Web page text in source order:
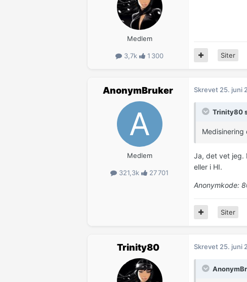
Medlem
3,7k 1 300 Siter
AnonymBruker
Medlem
321,3k 27 701
Skrevet 25. juni
Trinity80
Medisinering
Ja, det vet jeg.
eller i HI.
Anonymkode:
Siter
Trinity80 Skrevet 25. juni